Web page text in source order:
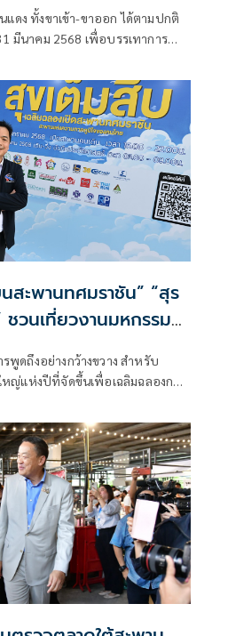
แดง ทั้งขาเข้า-ขาออก ได้ตามปกติ
มีนาคม 2568 เพื่อบรรเทาการ
สะพานทศมราชัน” “สุร
ชวนเที่ยวงานมหกรรม
พูดถึงอย่างกว้างขวาง สำหรับ
หญ่แห่งปีที่จัดขึ้นเพื่อเฉลิมฉลองการ